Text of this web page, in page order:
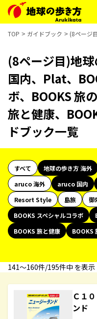
TOP ガイドブック (8ページ
(8ページ目)地
国内、Plat、
ボ、BOOKS 旅
旅と健康、
ドブック一覧
すべて 地球の歩き方 海外
aruco 海外
aruco 国内
Resort Style
島旅 御
BOOKS スペシャルコラボ
BOOKS 旅と健康
BOOKS
141〜160件/195件中 を表示
Ｃ１
ンド